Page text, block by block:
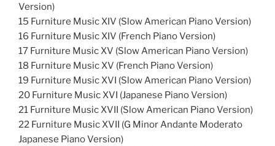
Version)
15 Furniture Music XIV (Slow American Piano Version)
16 Furniture Music XIV (French Piano Version)
17 Furniture Music XV (Slow American Piano Version)
18 Furniture Music XV (French Piano Version)
19 Furniture Music XVI (Slow American Piano Version)
20 Furniture Music XVI (Japanese Piano Version)
21 Furniture Music XVII (Slow American Piano Version)
22 Furniture Music XVII (G Minor Andante Moderato
Japanese Piano Version)